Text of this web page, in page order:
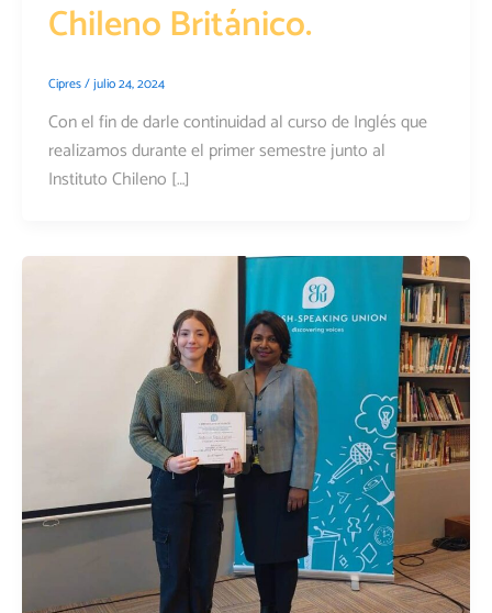
Chileno Británico.
Cipres/julio 24, 2024
Con el fin de darle continuidad al curso de Inglés que
realizamos durante el primer semestre junto al
Instituto Chileno […]